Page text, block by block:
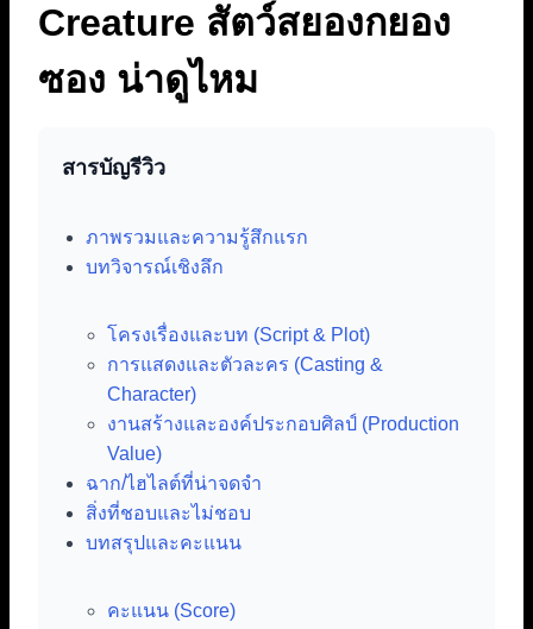
Creature สัตว์สยองกยอง
ซอง น่าดูไหม
สารบัญรีวิว
ภาพรวมและความรู้สึกแรก
บทวิจารณ์เชิงลึก
โครงเรื่องและบท (Script & Plot)
การแสดงและตัวละคร (Casting &
Character)
งานสร้างและองค์ประกอบศิลป์ (Production
Value)
ฉาก/ไฮไลต์ที่น่าจดจำ
สิ่งที่ชอบและไม่ชอบ
บทสรุปและคะแนน
คะแนน (Score)